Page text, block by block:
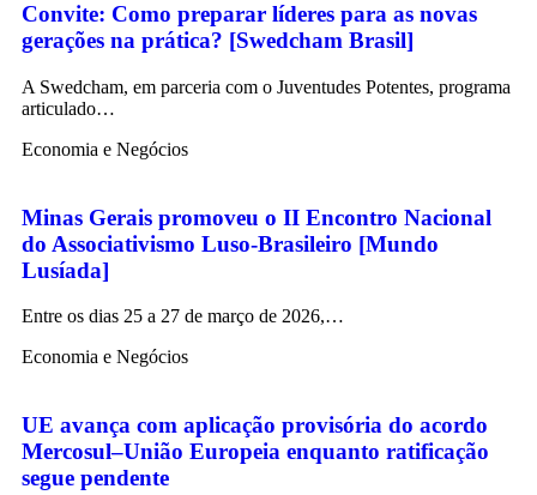
Convite: Como preparar líderes para as novas
gerações na prática? [Swedcham Brasil]
A Swedcham, em parceria com o Juventudes Potentes, programa
articulado…
Economia e Negócios
Minas Gerais promoveu o II Encontro Nacional
do Associativismo Luso-Brasileiro [Mundo
Lusíada]
Entre os dias 25 a 27 de março de 2026,…
Economia e Negócios
UE avança com aplicação provisória do acordo
Mercosul–União Europeia enquanto ratificação
segue pendente